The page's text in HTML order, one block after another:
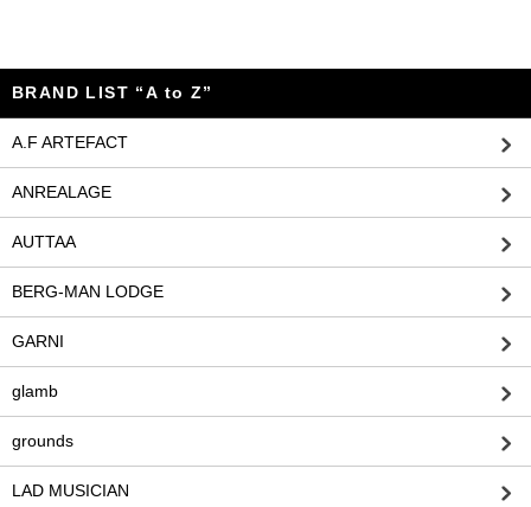
BRAND LIST “A to Z”
A.F ARTEFACT
ANREALAGE
AUTTAA
BERG-MAN LODGE
GARNI
glamb
grounds
LAD MUSICIAN